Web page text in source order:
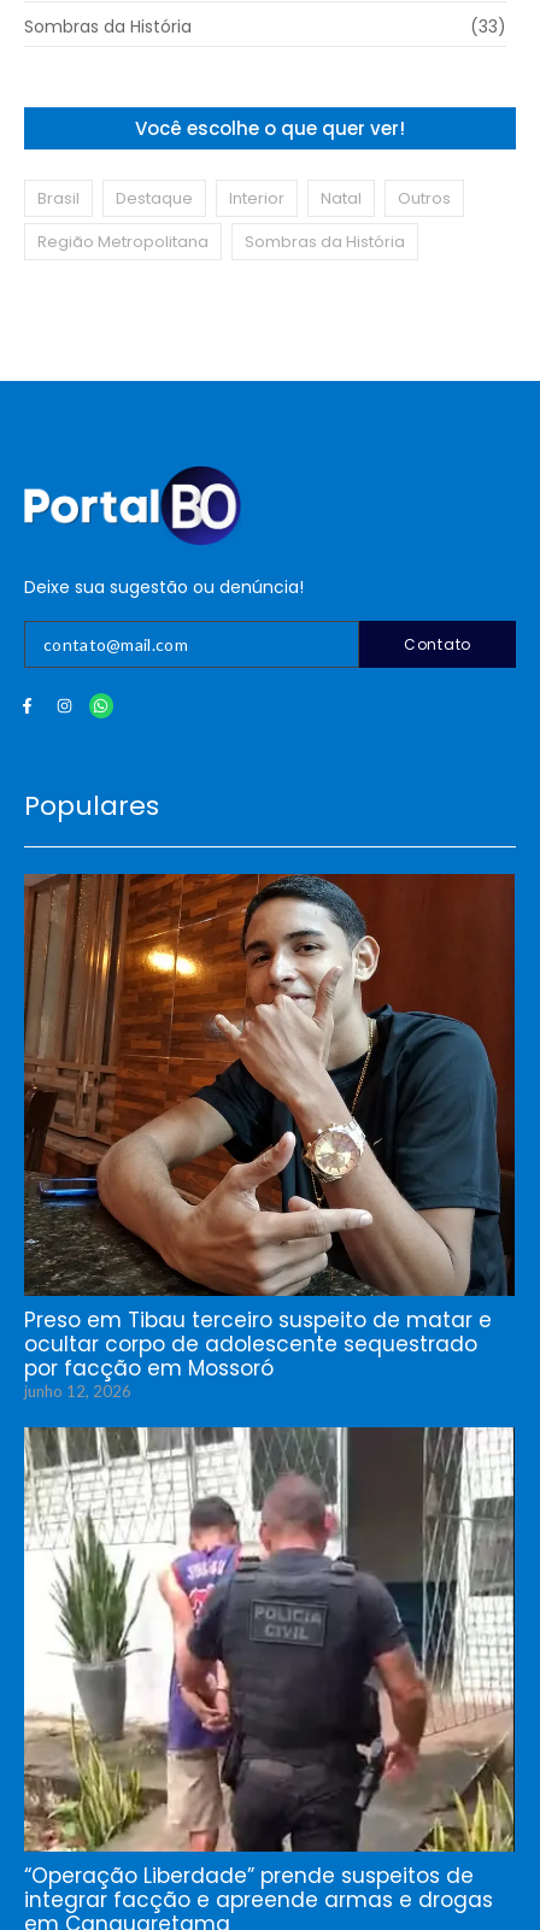
Sombras da História (33)
Você escolhe o que quer ver!
Brasil Destaque Interior Natal
Outros
Região Metropolitana
Sombras da História
Deixe sua sugestão ou denúncia!
Contato
Populares
Preso em Tibau terceiro suspeito de matar e
ocultar corpo de adolescente sequestrado
por facção em Mossoró
junho 12, 2026
“Operação Liberdade” prende suspeitos de
integrar facção e apreende armas e drogas
em Canguaretama